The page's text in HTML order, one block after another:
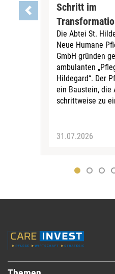
Schritt im
Die Abtei St.
Neue Humane
GmbH gründen
ambulanten
Hildegard“. Der
ein Baustein, die
schrittweise zu
31.07.2026